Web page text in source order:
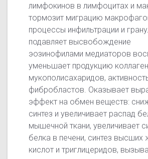
лимфокинов в лимфоцитах и
тормозит миграцию
процессы инфильтрации и
подавляет высвобождение
эозинофилами медиаторов
уменьшает продукцию
мукополисахаридов,
фибробластов. Оказывает
эффект на обмен веществ:
синтез и увеличивает распад
мышечной ткани, увеличивает
белка в печени, синтез высших
кислот и триглицеридов,